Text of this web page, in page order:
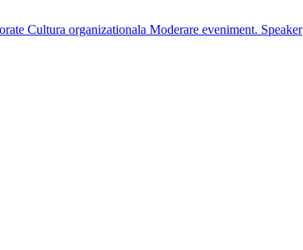
Cultura organizationala Moderare eveniment. Speaker